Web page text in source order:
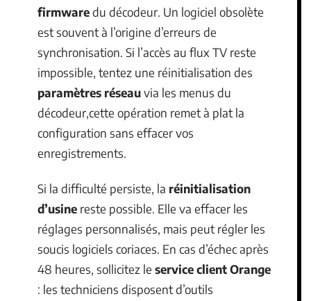
firmwaredu décodeur. Un logiciel obsolète
est souvent à l’origine d’erreurs de
synchronisation. Si l’accès au flux TV reste
impossible, tentez une réinitialisation des
paramètres réseauvia les menus du
décodeur,cette opération remet à plat la
configuration sans effacer vos
enregistrements.
Si la difficulté persiste, la réinitialisation
d’usine reste possible. Elle va effacer les
réglages personnalisés, mais peut régler les
soucis logiciels coriaces. En cas d’échec après
48 heures, sollicitez le service client Orange
: les techniciens disposent d’outils